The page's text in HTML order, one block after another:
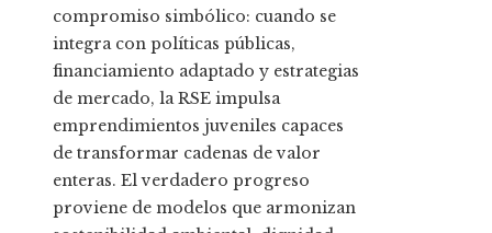
compromiso simbólico: cuando se
integra con políticas públicas,
financiamiento adaptado y estrategias
de mercado, la RSE impulsa
emprendimientos juveniles capaces
de transformar cadenas de valor
enteras. El verdadero progreso
proviene de modelos que armonizan